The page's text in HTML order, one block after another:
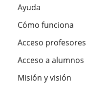
Ayuda
Cómo funciona
Acceso profesores
Acceso a alumnos
Misión y visión